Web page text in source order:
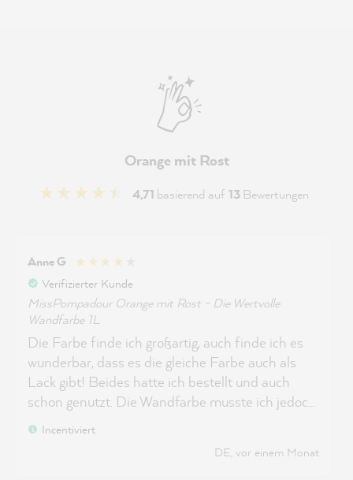
Orange mit Rost
4,71 basierend auf 13 Bewertungen
Anne G
Verifizierter Kunde
MissPompadour Orange mit Rost - Die Wertvolle
Wandfarbe 1L
Die Farbe finde ich großartig, auch finde ich es
wunderbar, dass es die gleiche Farbe auch als
Lack gibt! Beides hatte ich bestellt und auch
schon genutzt. Die Wandfarbe musste ich jedoch
2 x bestellen (je 1 l), da die Angabe für die 8 qm
Auch die 2 l waren sehr knapp für die eine Wand,
Incentiviert
DE, vor einem Monat